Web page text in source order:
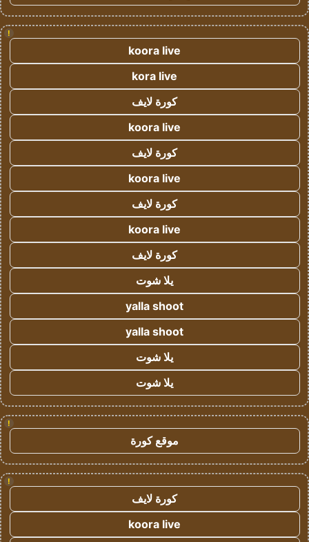
!
koora live
kora live
كورة لايف
koora live
كورة لايف
koora live
كورة لايف
koora live
كورة لايف
يلا شوت
yalla shoot
yalla shoot
يلا شوت
يلا شوت
!
موقع كورة
!
كورة لايف
koora live